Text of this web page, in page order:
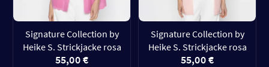
Signature Collection by
Heike S. Strickjacke rosa
55,00 €
Signature Collection by
Heike S. Strickjacke rosa
55,00 €